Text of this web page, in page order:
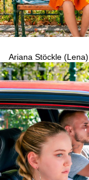
Ariana Stöckle